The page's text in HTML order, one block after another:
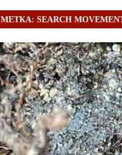
МЕТКА:SEARCH